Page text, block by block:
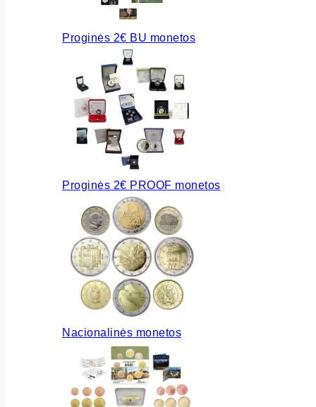
Proginės 2€ BU monetos
Proginės 2€ PROOF monetos
Nacionalinės monetos